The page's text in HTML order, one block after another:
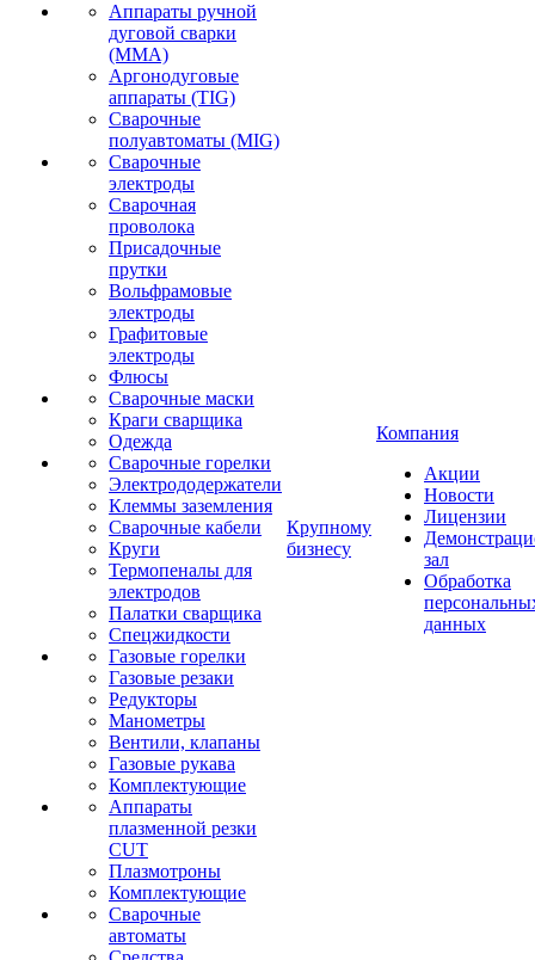
Аппараты ручной
дуговой сварки
(MMA)
Аргонодуговые
аппараты (TIG)
Сварочные
полуавтоматы (MIG)
Сварочные
электроды
Сварочная
проволока
Присадочные
прутки
Вольфрамовые
электроды
Графитовые
электроды
Флюсы
Сварочные маски
Краги сварщика
Одежда
Сварочные горелки
Электрододержатели
Клеммы заземления
Сварочные кабели
Круги
Термопеналы для
электродов
Палатки сварщика
Спецжидкости
Газовые горелки
Газовые резаки
Редукторы
Манометры
Вентили, клапаны
Газовые рукава
Комплектующие
Аппараты
плазменной резки
CUT
Плазмотроны
Комплектующие
Сварочные
автоматы
Крупному
бизнесу
Компания
Акции
Новости
Лицензии
зал
Обработка
данных